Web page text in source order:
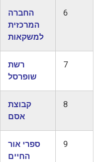
6
החברה
המרכזית
למשקאות
7
רשת
שופרסל
8
קבוצת
אסם
9
ספרי אור
החיים